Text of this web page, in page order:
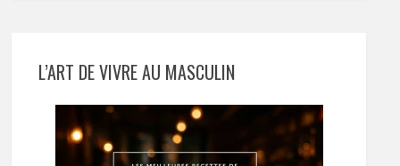
L’ART DE VIVRE AU MASCULIN